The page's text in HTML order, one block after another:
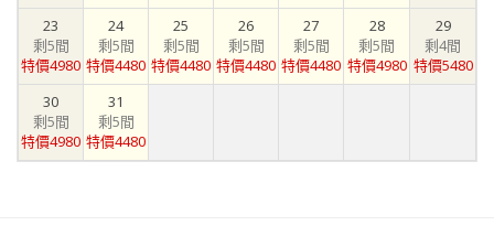
23
剩5間
特價4980
24
剩5間
特價4480
25
剩5間
特價4480
26
剩5間
特價4480
27
剩5間
特價4480
28
剩5間
特價4980
29
剩4間
特價5480
30
剩5間
特價4980
31
剩5間
特價4480